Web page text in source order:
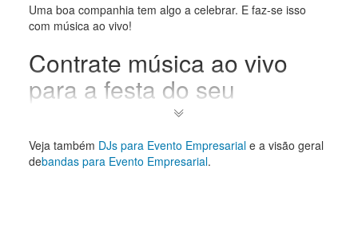
Uma boa companhia tem algo a celebrar. E faz-se isso
com música ao vivo!
Contrate música ao vivo
para a festa do seu
escritório através da
Gigstarter
Uma banda ao vivo pode transformar a sua
Veja também DJs para Evento Empresariale a visão geral
debandas para Evento Empresarial.